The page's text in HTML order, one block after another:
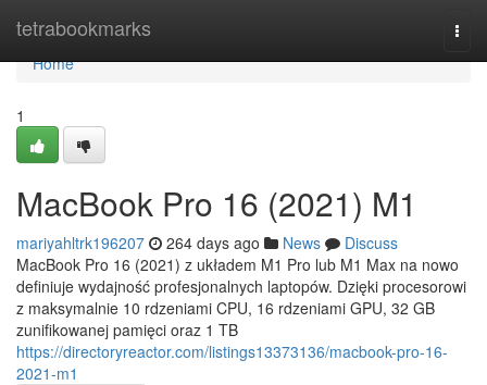
tetrabookmarks
Home
Home
1
MacBook Pro 16 (2021) M1
mariyahltrk196207 264 days ago News
Discuss
MacBook Pro 16 (2021) z układem M1 Pro lub M1 Max na nowo
definiuje wydajność profesjonalnych laptopów. Dzięki procesorowi
z maksymalnie 10 rdzeniami CPU, 16 rdzeniami GPU, 32 GB
zunifikowanej pamięci oraz 1 TB
https://directoryreactor.com/listings13373136/macbook-pro-16-
2021-m1